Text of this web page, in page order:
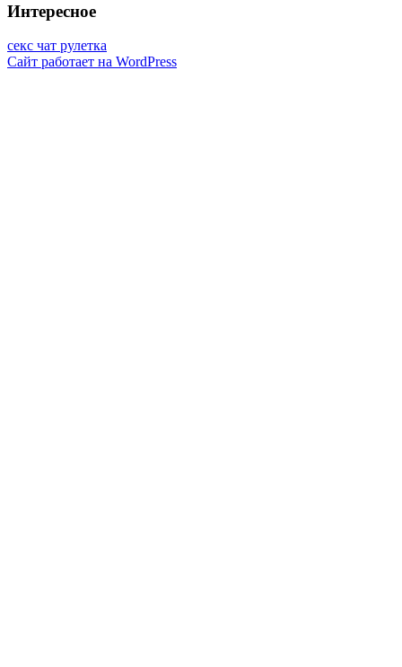
Интересное
секс чат рулетка
Сайт работает на WordPress